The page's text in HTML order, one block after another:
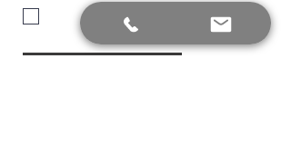
Είμαι σύμφωνος με τους όρους
πολιτικής προστασίας απορρήτου.